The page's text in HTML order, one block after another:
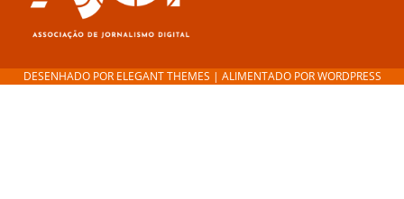
DESENHADO POR ELEGANT THEMES | ALIMENTADO PORWORDPRESS